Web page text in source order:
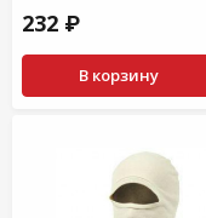
232 ₽
В корзину